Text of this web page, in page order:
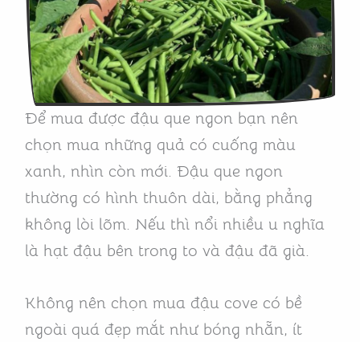
Để mua được đậu que ngon bạn nên
chọn mua những quả có cuống màu
xanh, nhìn còn mới. Đậu que ngon
thường có hình thuôn dài, bằng phẳng
không lòi lõm. Nếu thì nổi nhiều u nghĩa
là hạt đậu bên trong to và đậu đã già.
Không nên chọn mua đậu cove có bề
ngoài quá đẹp mắt như bóng nhẵn, ít